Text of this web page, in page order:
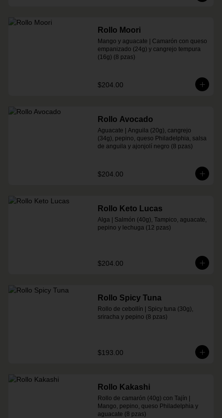
Rollo Moori
Mango y aguacate | Camarón con queso
empanizado (24g) y cangrejo tempura
(16g) (8 pzas)
$204.00
Rollo Avocado
Aguacate | Anguila (20g), cangrejo
(34g), pepino, queso Philadelphia, salsa
de anguila y ajonjolí negro (8 pzas)
$204.00
Rollo Keto Lucas
Alga | Salmón (40g), Tampico, aguacate,
pepino y lechuga (12 pzas)
$204.00
Rollo Spicy Tuna
Rollo de cebollín | Spicy tuna (30g),
sriracha y pepino (8 pzas)
$193.00
Rollo Kakashi
Rollo de camarón (40g) con Tajín |
Mango, pepino, queso Philadelphia y
aguacate (8 pzas)